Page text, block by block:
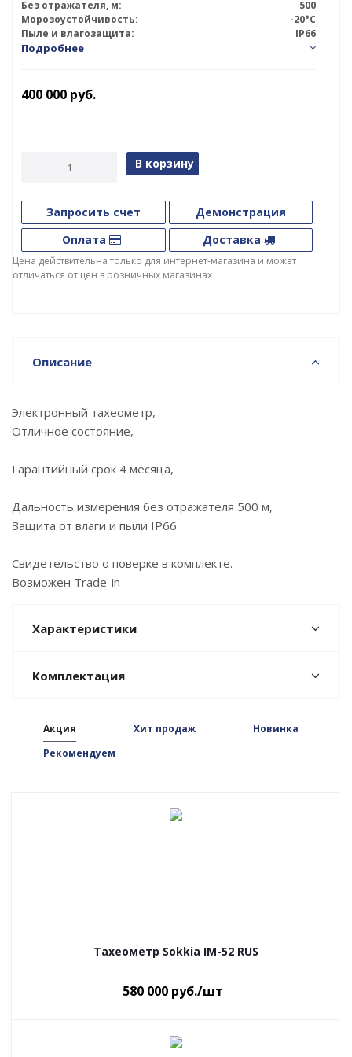
Без отражателя, м:
500
Морозоустойчивость:
-20°C
Пыле и влагозащита:
IP66
Подробнее
400 000 руб.
В корзину
Запросить счет
Демонстрация
Оплата
Доставка
Цена действительна только для интернет-магазина и может
отличаться от цен в розничных магазинах
Описание
Электронный тахеометр,
Отличное состояние,
Гарантийный срок 4 месяца,
Дальность измерения без отражателя 500 м,
Защита от влаги и пыли IP66
Свидетельство о поверке в комплекте.
Возможен Trade-in
Характеристики
Комплектация
Акция Хит продаж
Новинка
Рекомендуем
Тахеометр Sokkia IM-52 RUS
580 000 руб./шт